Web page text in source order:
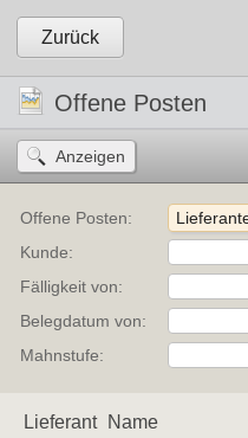
Zurück
Offene Posten
Offene Posten:
Kunde:
Fälligkeit von:
Belegdatum von:
Mahnstufe:
Lieferant Name